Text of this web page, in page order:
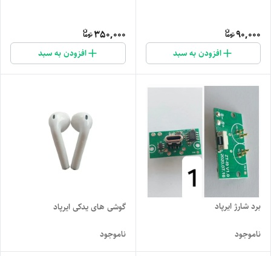
90,000
افزودن به سبد
350,000
افزودن به سبد
برد شارژ ایرپاد
ناموجود
گوشی های یدکی ایرپاد
ناموجود